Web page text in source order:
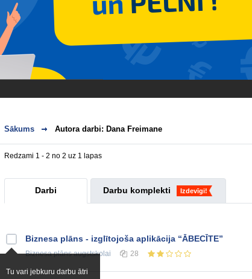
Sākums Autora darbi: Dana Freimane
Redzami 1 - 2 no 2 uz 1 lapas
Darbi Darbu komplekti Izdevīgi!
Tu vari jebkuru darbu ātri
Biznesa plāns - izglītojoša aplikācija “ĀBECĪTE”
Biznesa plānsaugstskolai 28